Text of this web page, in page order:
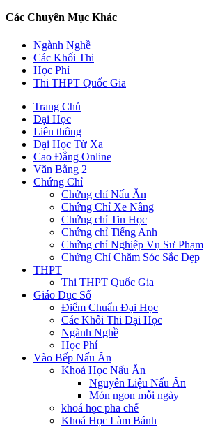
Các Chuyên Mục Khác
Ngành Nghề
Các Khối Thi
Học Phí
Thi THPT Quốc Gia
Trang Chủ
Đại Học
Liên thông
Đại Học Từ Xa
Cao Đẳng Online
Văn Bằng 2
Chứng Chỉ
Chứng chỉ Nấu Ăn
Chứng Chỉ Xe Nâng
Chứng chỉ Tin Học
Chứng chỉ Tiếng Anh
Chứng chỉ Nghiệp Vụ Sư Phạm
Chứng Chỉ Chăm Sóc Sắc Đẹp
THPT
Thi THPT Quốc Gia
Giáo Dục Số
Điểm Chuẩn Đại Học
Các Khối Thi Đại Học
Ngành Nghề
Học Phí
Vào Bếp Nấu Ăn
Khoá Học Nấu Ăn
Nguyên Liệu Nấu Ăn
Món ngon mỗi ngày
khoá học pha chế
Khoá Học Làm Bánh